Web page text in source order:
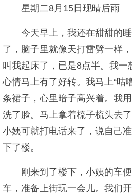
星期二8月15日现晴后雨
今天早上，我还在甜甜的
了，脑子里就像天打雷劈一样
叫我起床了，已是8点半。我一
心情马上有了好转。我马上“咕
条裙子，心里暗子高兴着。我
洗了脸。马上拿着梳子梳头去
小姨可就打电话来了，说自己
下了楼。
刚来到了楼下，小姨的车
车，准备上街玩一会儿。我们